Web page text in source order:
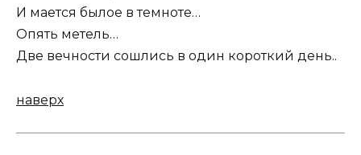
И мается былое в темноте…
Опять метель…
Две вечности сошлись в один короткий день..
наверх